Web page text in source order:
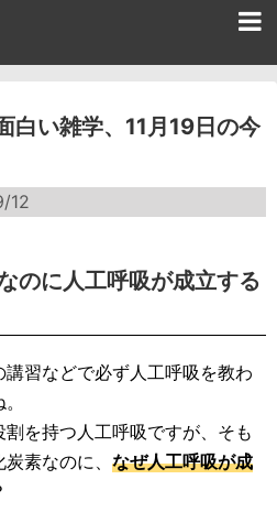
白い雑学、11月19日の今
12
のに人工呼吸が成立する
習などで必ず人工呼吸を教わ
を持つ人工呼吸ですが、そも
素なのに、 なぜ人工呼吸が成